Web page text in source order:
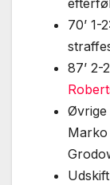
70’ 1-
87’ 2-
Øvrige
Marko